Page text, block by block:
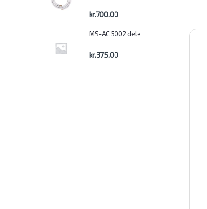
kr.700.00
MS-AC 5002 dele
kr.375.00